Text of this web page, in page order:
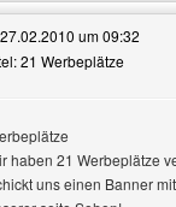
anzeigen
27.02.2010 um 09:32
21 Werbeplätze
haben 21 Werbeplätze
uns einen Banner